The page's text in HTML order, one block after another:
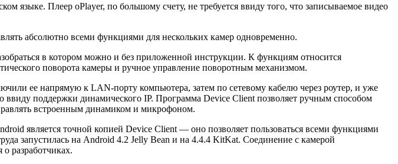
языке. Плеер oPlayer, по большому счету, не требуется ввиду того, что записываемое видео
абсолютно всеми функциями для нескольких камер одновременно.
в котором можно и без приложенной инструкции. К функциям относится
поворота камеры и ручное управление поворотным механизмом.
ее напрямую к LAN-порту компьютера, затем по сетевому кабелю через роутер, и уже
ввиду поддержки динамического IP. Программа Device Client позволяет ручным способом
встроенным динамиком и микрофоном.
является точной копией Device Client — оно позволяет пользоваться всеми функциями
запустилась на Android 4.2 Jelly Bean и на 4.4.4 KitKat. Соединение с камерой
разработчиках.